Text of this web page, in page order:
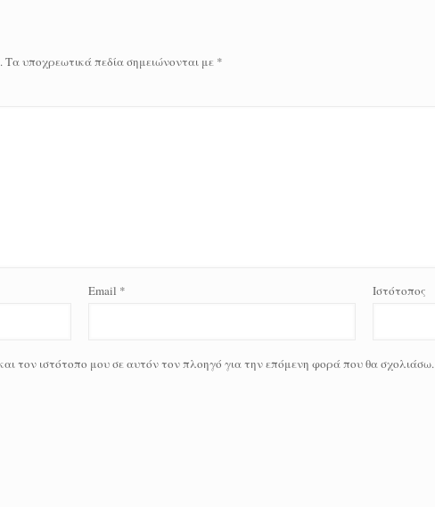
Τα υποχρεωτικά πεδία σημειώνονται με *
Email * Ιστότοπος
τον ιστότοπο μου σε αυτόν τον πλοηγό για την επόμενη φορά που θα σχολιάσω.